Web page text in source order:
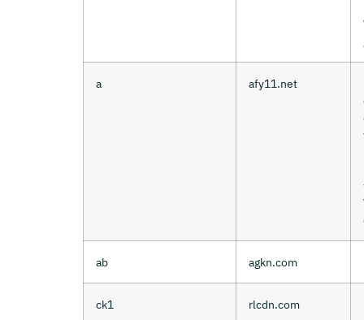
a afy11.net
ab agkn.com
ck1 rlcdn.com